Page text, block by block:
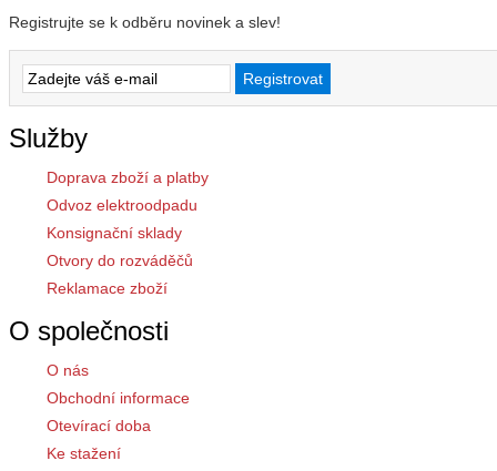
Registrujte se k odběru novinek a slev!
Služby
Doprava zboží a platby
Odvoz elektroodpadu
Konsignační sklady
Otvory do rozváděčů
Reklamace zboží
O společnosti
O nás
Obchodní informace
Otevírací doba
Ke stažení